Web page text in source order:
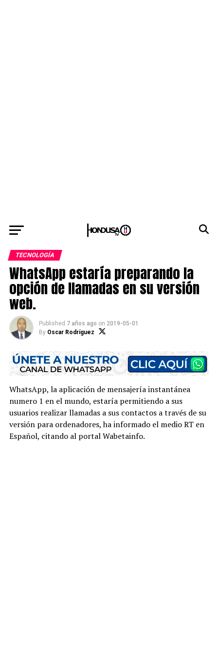
TECNOLOGÍA
WhatsApp estaría preparando la
opción de llamadas en su versión
web.
Published 7 años ago on 2019-05-01
By Oscar Rodríguez
WhatsApp, la aplicación de mensajería instantánea
numero 1 en el mundo, estaría permitiendo a sus
usuarios realizar llamadas a sus contactos a través de su
versión para ordenadores, ha informado el medio RT en
Español, citando al portal Wabetainfo.